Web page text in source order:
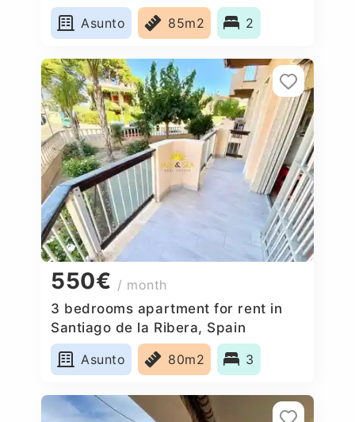
Asunto
85m2 2
550€ / month
3 bedrooms apartment for rent in
Santiago de la Ribera, Spain
Asunto
80m2 3